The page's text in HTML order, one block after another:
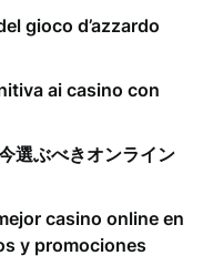
gioco d’azzardo
ai casino con
選ぶべきオンライン
casino online en
y promociones